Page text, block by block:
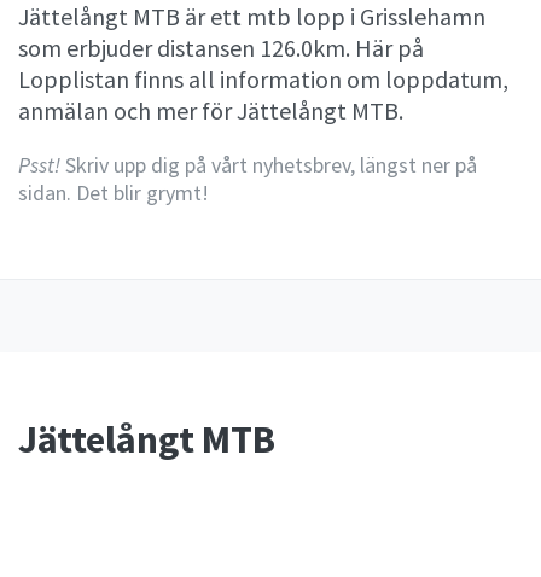
Jättelångt MTB är ett mtb lopp i Grisslehamn
som erbjuder distansen 126.0km. Här på
Lopplistan finns all information om loppdatum,
anmälan och mer för Jättelångt MTB.
Psst!Skriv upp dig på vårt nyhetsbrev, längst ner på
sidan. Det blir grymt!
Jättelångt MTB